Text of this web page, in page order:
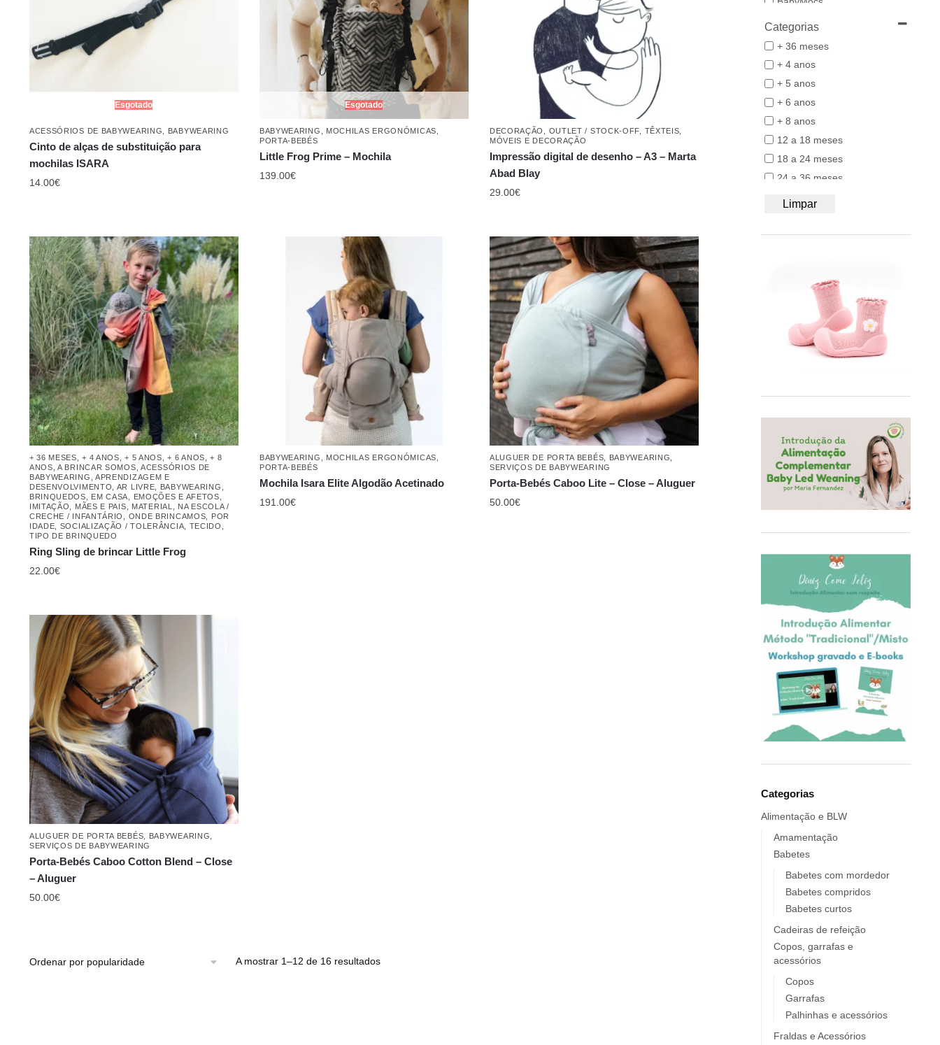
Esgotado
ACESSÓRIOS DE BABYWEARING BABYWEARING
Cinto de alças de substituição para
mochilas ISARA
14.00€
Esgotado
BABYWEARING MOCHILAS ERGONÓMICAS
PORTA-BEBÉS
Little Frog Prime – Mochila
139.00€
DECORAÇÃO OUTLET / STOCK-OFF
TÊXTEIS,
MÓVEIS E DECORAÇÃO
Impressão digital de desenho – A3 – Marta
Abad Blay
29.00€
+ 36 MESES ,+ 4 ANOS ,+ 5 ANOS ,+ 6 ANOS ,+ 8
ANOS ,A BRINCAR SOMOS ACESSÓRIOS DE
BABYWEARING
APRENDIZAGEM E
DESENVOLVIMENTO
AR LIVRE BABYWEARING
BRINQUEDOS
EM CASA EMOÇÕES E AFETOS
IMITAÇÃO
MÃES E PAIS MATERIAL
NA ESCOLA /
CRECHE / INFANTÁRIO
ONDE BRINCAMOS
POR
IDADE
SOCIALIZAÇÃO / TOLERÂNCIA TECIDO
TIPO DE BRINQUEDO
Ring Sling de brincar Little Frog
22.00€
BABYWEARING MOCHILAS ERGONÓMICAS
PORTA-BEBÉS
Mochila Isara Elite Algodão Acetinado
191.00€
ALUGUER DE PORTA BEBÉS BABYWEARING
SERVIÇOS DE BABYWEARING
Porta-Bebés Caboo Lite – Close – Aluguer
50.00€
ALUGUER DE PORTA BEBÉS BABYWEARING
SERVIÇOS DE BABYWEARING
Porta-Bebés Caboo Cotton Blend – Close
– Aluguer
50.00€
A mostrar 1–12 de 16 resultados
29/30
3 a 6 anos
31
32/33
50/56
62/68
74/80
86/92
A4
Babywoods
Bobbi Ravioli
BS Toys
BundleBean
Carl Oscar®
Close Parent
Colorino
COQ6GRUE
Cra-Z-Art
Crealign
Cubbies
Delphin
DoddleBags
Doidy Cup®
EBULOBO
ECO Brotbox
eco rascals
Educa
Ego Editora
Eigenart
El Saquitos de la Salud
Elobra KIDS
Everyday Baby
FÜRNIS
Gloop
Goula
Grabease
grums
Haakaa
HappyBear Diapers
Categorias
+ 36 meses
+ 4 anos
+ 5 anos
+ 6 anos
+ 8 anos
12 a 18 meses
18 a 24 meses
24 a 36 meses
Ar Livre
Decoração
Mochilas ergonómicas
Outlet / Stock-Off
Serviços de Babywearing
Têxteis, Móveis e Decoração
Utilidades e Brincadeiras
Limpar
Categorias
Alimentação e BLW
Amamentação
Babetes
Babetes com mordedor
Babetes compridos
Babetes curtos
Cadeiras de refeição
Copos, garrafas e
acessórios
Copos
Garrafas
Palhinhas e acessórios
Fraldas e Acessórios